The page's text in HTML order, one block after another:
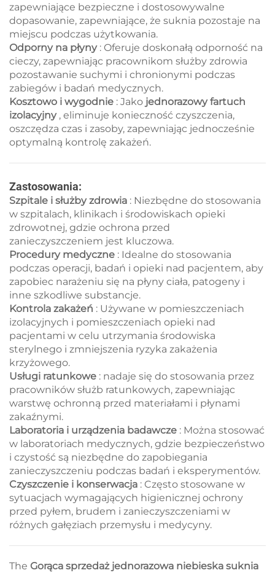
zapewniające bezpieczne i dostosowywalne
dopasowanie, zapewniające, że suknia pozostaje na
miejscu podczas użytkowania.
Odporny na płyny : Oferuje doskonałą odporność na
cieczy, zapewniając pracownikom służby zdrowia
pozostawanie suchymi i chronionymi podczas
zabiegów i badań medycznych.
Kosztowo i wygodnie : Jako jednorazowy fartuch
izolacyjny , eliminuje konieczność czyszczenia,
oszczędza czas i zasoby, zapewniając jednocześnie
optymalną kontrolę zakażeń.
Zastosowania:
Szpitale i służby zdrowia : Niezbędne do stosowania
w szpitalach, klinikach i środowiskach opieki
zdrowotnej, gdzie ochrona przed
zanieczyszczeniem jest kluczowa.
Procedury medyczne : Idealne do stosowania
podczas operacji, badań i opieki nad pacjentem, aby
zapobiec narażeniu się na płyny ciała, patogeny i
inne szkodliwe substancje.
Kontrola zakażeń : Używane w pomieszczeniach
izolacyjnych i pomieszczeniach opieki nad
pacjentami w celu utrzymania środowiska
sterylnego i zmniejszenia ryzyka zakażenia
krzyżowego.
Usługi ratunkowe : nadaje się do stosowania przez
pracowników służb ratunkowych, zapewniając
warstwę ochronną przed materiałami i płynami
zakaźnymi.
Laboratoria i urządzenia badawcze : Można stosować
w laboratoriach medycznych, gdzie bezpieczeństwo
i czystość są niezbędne do zapobiegania
zanieczyszczeniu podczas badań i eksperymentów.
Czyszczenie i konserwacja : Często stosowane w
sytuacjach wymagających higienicznej ochrony
przed pyłem, brudem i zanieczyszczeniami w
różnych gałęziach przemysłu i medycyny.
The Gorąca sprzedaż jednorazowa niebieska suknia